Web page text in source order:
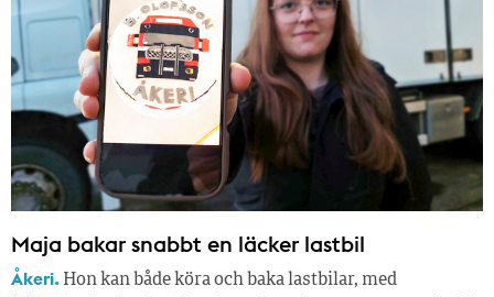
Maja bakar snabbt en läcker lastbil
Åkeri. Hon kan både köra och baka lastbilar, med